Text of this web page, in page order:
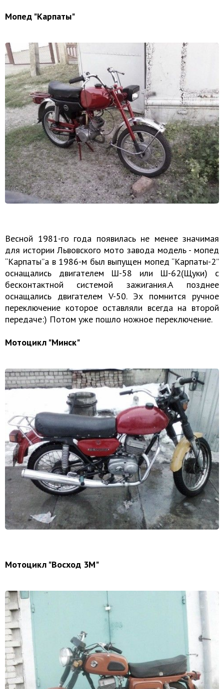
Мопед "Карпаты"
Весной 1981-го года появилась не менее значимая
для истории Львовского мото завода модель - мопед
“Карпаты”а в 1986-м был выпущен мопед “Карпаты-2”
оснащались двигателем Ш-58 или Ш-62(Щуки) с
бесконтактной системой зажигания.А позднее
оснащались двигателем V-50. Эх помнится ручное
переключение которое оставляли всегда на второй
передаче:) Потом уже пошло ножное переключение.
Мотоцикл "Минск"
Мотоцикл "Восход 3M"